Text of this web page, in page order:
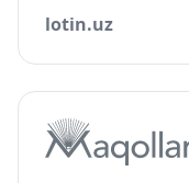
lotin.uz